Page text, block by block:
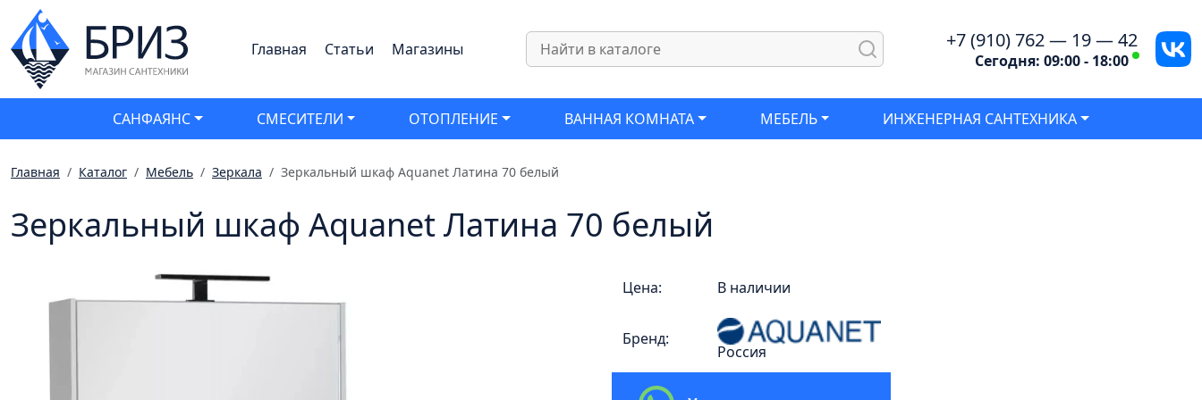
Главная Статьи Магазины +7 (910) 762 — 19 — 42
Сегодня: 09:00 - 18:00
САНФАЯНС СМЕСИТЕЛИ ОТОПЛЕНИЕ ВАННАЯ КОМНАТА МЕБЕЛЬ ИНЖЕНЕРНАЯ САНТЕХНИКА
Главная Каталог Мебель Зеркала Зеркальный шкаф Aquanet Латина 70 белый
Зеркальный шкаф Aquanet Латина 70 белый
Цена: В наличии
Бренд:
Россия